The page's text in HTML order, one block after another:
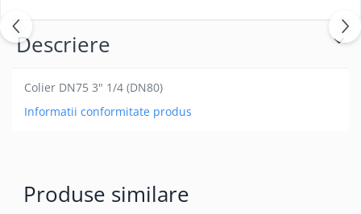
Descriere
Colier DN75 3" 1/4 (DN80)
Informatii conformitate produs
Produse similare